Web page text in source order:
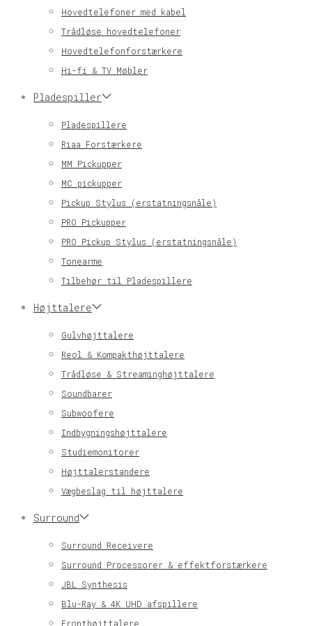
Hovedtelefoner med kabel
Trådløse hovedtelefoner
Hovedtelefonforstærkere
Hi-fi & TV Møbler
Pladespiller
Pladespillere
Riaa Forstærkere
MM Pickupper
MC pickupper
Pickup Stylus (erstatningsnåle)
PRO Pickupper
PRO Pickup Stylus (erstatningsnåle)
Tonearme
Tilbehør til Pladespillere
Højttalere
Gulvhøjttalere
Reol & Kompakthøjttalere
Trådløse & Streaminghøjttalere
Soundbarer
Subwoofere
Indbygningshøjttalere
Studiemonitorer
Højttalerstandere
Vægbeslag til højttalere
Surround
Surround Receivere
Surround Processorer & effektforstærkere
JBL Synthesis
Blu-Ray & 4K UHD afspillere
Fronthøjttalere